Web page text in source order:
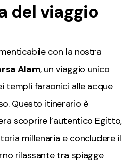
del viaggio
con la nostra
Alam, un viaggio unico
templi faraonici alle acque
Questo itinerario è
scoprire l’autentico Egitto,
millenaria e concludere il
rilassante tra spiagge